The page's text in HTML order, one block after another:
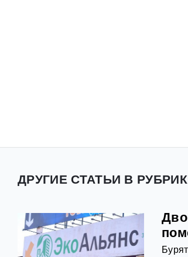
ДРУГИЕ СТАТЬИ В